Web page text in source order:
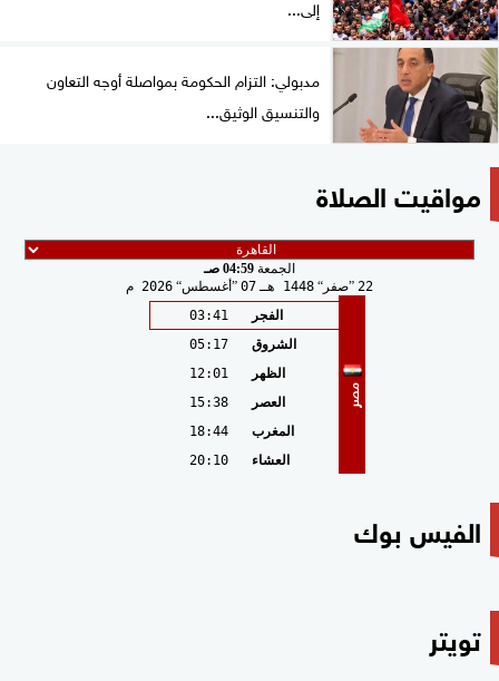
إلى...
مدبولي: التزام الحكومة بمواصلة أوجه التعاون
والتنسيق الوثيق...
مواقيت الصلاة
الجمعة 04:59 صـ
22 صفر 1448 هـ 07 أغسطس 2026 م
مصر
الفجر
03:41
الشروق
05:17
الظهر
12:01
العصر
15:38
المغرب
18:44
العشاء
20:10
الفيس بوك
تويتر